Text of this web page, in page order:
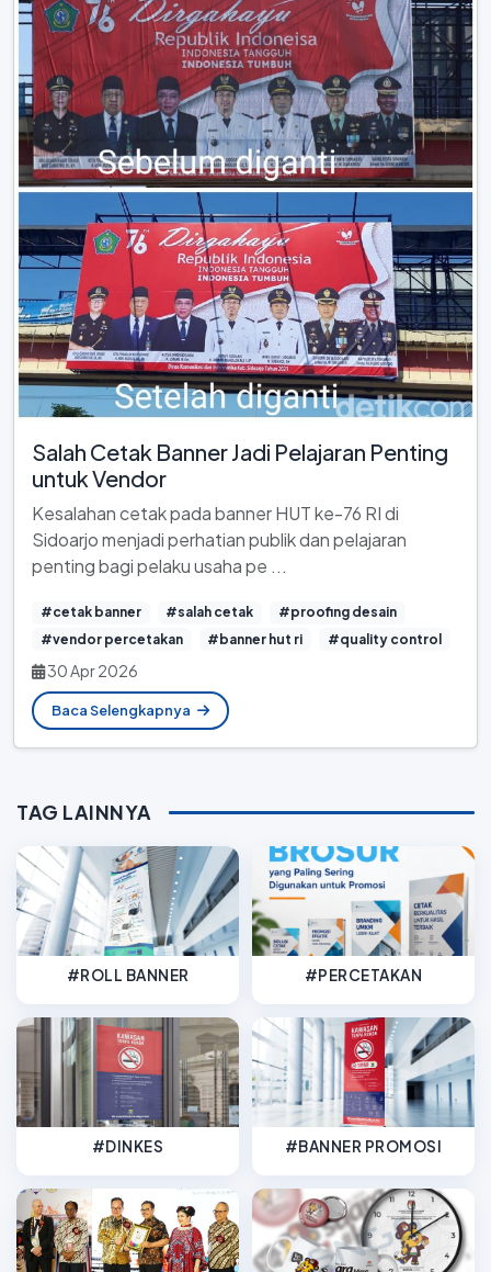
Salah Cetak Banner Jadi Pelajaran Penting
untuk Vendor
Kesalahan cetak pada banner HUT ke-76 RI di
Sidoarjo menjadi perhatian publik dan pelajaran
penting bagi pelaku usaha pe ...
#cetak banner #salah cetak
#proofing desain
#vendor percetakan
#banner hut ri #quality control
30 Apr 2026
Baca Selengkapnya
TAG LAINNYA
#ROLL BANNER #PERCETAKAN
#DINKES #BANNER PROMOSI